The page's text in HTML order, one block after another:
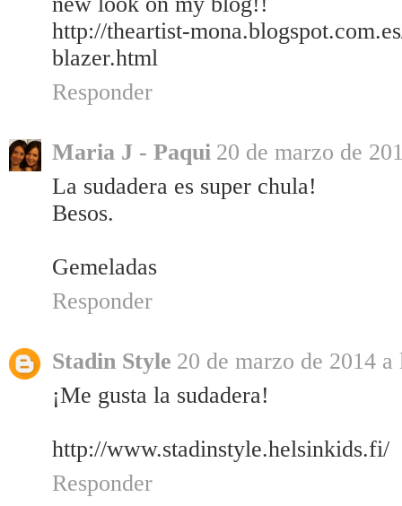
http://theartist-
blazer.html
Responder
Maria J - Paqui 20 de marzo de
La sudadera es super chula!
Besos.
Gemeladas
Responder
Stadin Style 20 de marzo de 2014 a
¡Me gusta la sudadera!
http://www.stadinstyle.helsinkids.fi/
Responder